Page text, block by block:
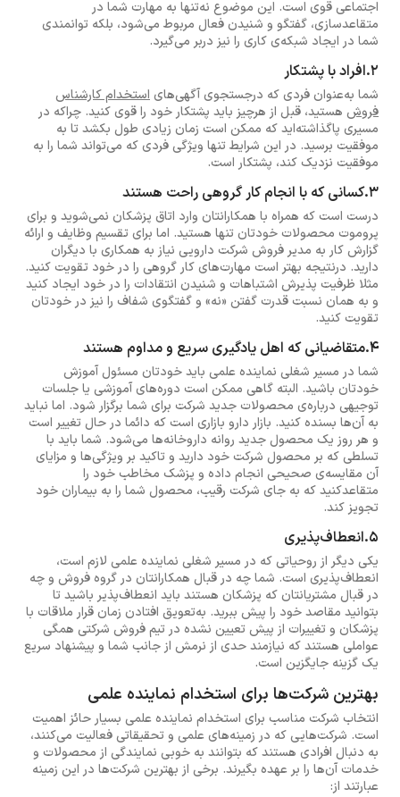
اجتماعی قوی است. این موضوع نه‌تنها به مهارت شما در
متقاعدسازی، گفتگو و شنیدن فعال مربوط می‌شود، بلکه توانمندی
شما در ایجاد شبکه‌ی کاری را نیز دربر می‌گیرد.
2.افراد با پشتکار
شما به‌عنوان فردی که درجستجوی آگهی‌هایاستخدام کارشناس
فروش هستید، قبل از هرچیز باید پشتکار خود را قوی کنید. چراکه در
مسیری پاگذاشته‌اید که ممکن است زمان زیادی طول بکشد تا به
موفقیت برسید. در این شرایط تنها ویژگی فردی که می‌تواند شما را به
موفقیت نزدیک کند، پشتکار است.
3.کسانی که با انجام کار گروهی راحت هستند
درست است که همراه با همکارانتان وارد اتاق پزشکان نمی‌شوید و برای
پروموت محصولات خودتان تنها هستید. اما برای تقسیم وظایف و ارائه
گزارش کار به مدیر فروش شرکت دارویی نیاز به همکاری با دیگران
دارید. درنتیجه بهتر است مهارت‌های کار گروهی را در خود تقویت کنید.
مثلا ظرفیت پذیرش اشتباهات و شنیدن انتقادات را در خود ایجاد کنید
و به همان نسبت قدرت گفتن «نه» و گفتگوی شفاف را نیز در خودتان
تقویت کنید.
4.متقاضیانی که اهل یادگیری سریع و مداوم هستند
شما در مسیر شغلی نماینده علمی باید خودتان مسئول آموزش
خودتان باشید. البته گاهی ممکن است دوره‌های آموزشی یا جلسات
توجیهی درباره‌ی محصولات جدید شرکت برای شما برگزار شود. اما نباید
به آن‌ها بسنده کنید. بازار دارو بازاری است که دائما در حال تغییر است
و هر روز یک محصول جدید روانه داروخانه‌ها می‌شود. شما باید با
تسلطی که بر محصول شرکت خود دارید و تاکید بر ویژگی‌ها و مزایای
آن مقایسه‌ی صحیحی انجام داده و پزشک مخاطب خود را
متقاعدکنید که به جای شرکت رقیب، محصول شما را به بیماران خود
تجویز کند.
5.انعطاف‌پذیری
یکی دیگر از روحیاتی که در مسیر شغلی نماینده علمی لازم است،
انعطاف‌پذیری است. شما چه در قبال همکارانتان در گروه فروش و چه
در قبال مشتریانتان که پزشکان هستند باید انعطاف‌پذیر باشید تا
بتوانید مقاصد خود را پیش ببرید. به‌تعویق افتادن زمان قرار ملاقات با
پزشکان و تغییرات از پیش تعیین نشده در تیم فروش شرکتی همگی
عواملی هستند که نیازمند حدی از نرمش از جانب شما و پیشنهاد سریع
یک گزینه جایگزین است.
بهترین شرکت‌ها برای استخدام نماینده علمی
انتخاب شرکت مناسب برای استخدام نماینده علمی بسیار حائز اهمیت
است. شرکت‌هایی که در زمینه‌های علمی و تحقیقاتی فعالیت می‌کنند،
به دنبال افرادی هستند که بتوانند به خوبی نمایندگی از محصولات و
خدمات آن‌ها را بر عهده بگیرند. برخی از بهترین شرکت‌ها در این زمینه
عبارتند از: